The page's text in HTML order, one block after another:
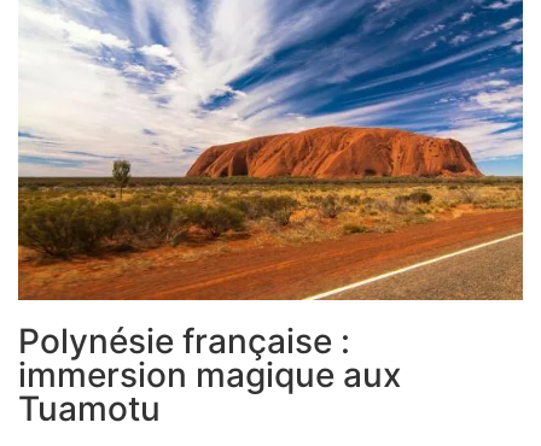
Polynésie française :
immersion magique aux
Tuamotu